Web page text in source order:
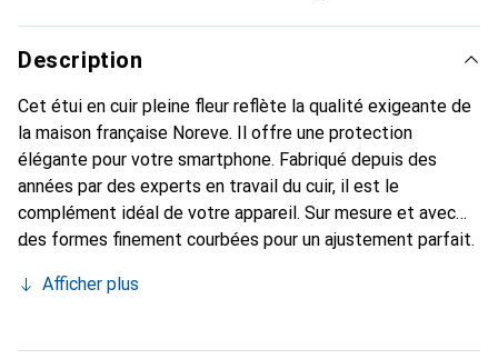
Description
Cet étui en cuir pleine fleur reflète la qualité exigeante de
la maison française Noreve. Il offre une protection
élégante pour votre smartphone. Fabriqué depuis des
années par des experts en travail du cuir, il est le
complément idéal de votre appareil. Sur mesure et avec
des formes finement courbées pour un ajustement parfait.
smartphone. La marque Noreve est reconnue
reste toujours un excellent choix pour le client exigeant.
Afficher plus